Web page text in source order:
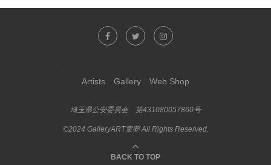
Artists Gallery Web Shop
埼玉県公安委員会 第431080057860号
©2024 GalleryART童夢 All Rights Reserved.
BACK TO TOP